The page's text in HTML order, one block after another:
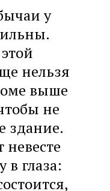
у
нельзя
выше
не
здание.
невесте
в глаза: